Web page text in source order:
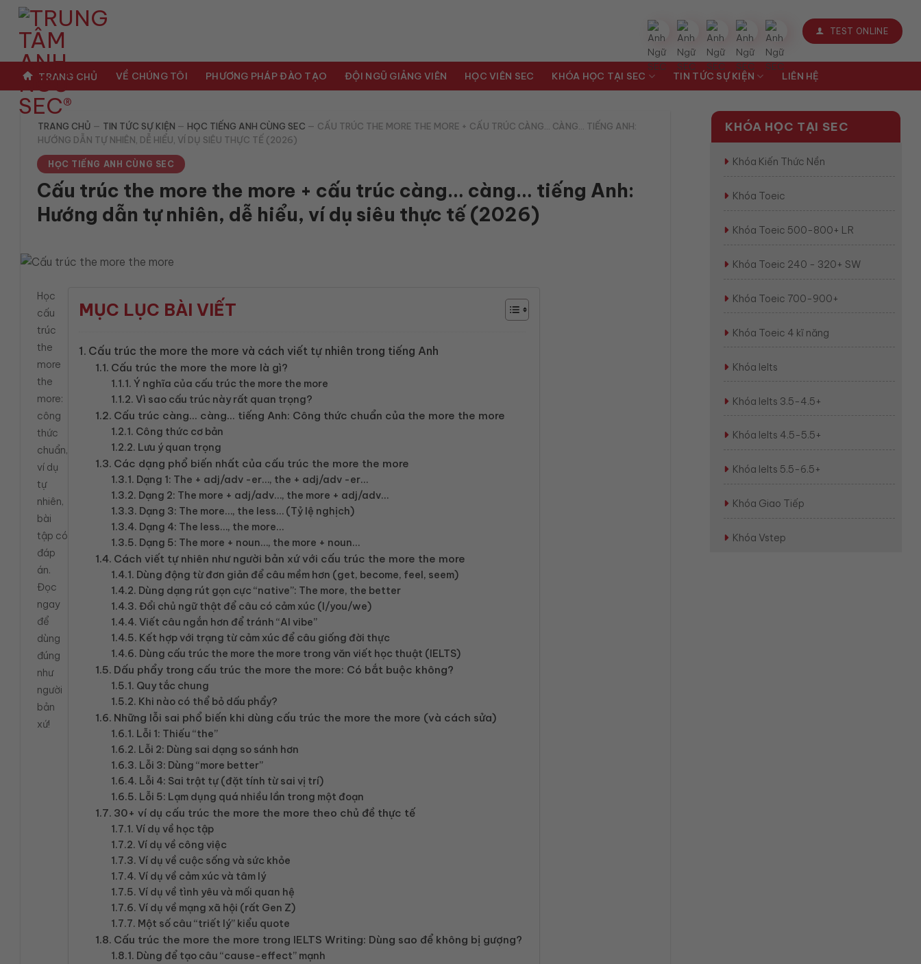
dung
TEST ONLINE
TRANG CHỦ VỀ CHÚNG TÔI PHƯƠNG PHÁP ĐÀO TẠO ĐỘI NGŨ GIẢNG VIÊN HỌC VIÊN SEC KHÓA HỌC TẠI SEC TIN TỨC SỰ KIỆN LIÊN HỆ
TRANG CHỦ — TIN TỨC SỰ KIỆN — HỌC TIẾNG ANH CÙNG SEC — CẤU TRÚC THE MORE THE MORE + CẤU TRÚC CÀNG… CÀNG… TIẾNG ANH:
HƯỚNG DẪN TỰ NHIÊN, DỄ HIỂU, VÍ DỤ SIÊU THỰC TẾ (2026)
HỌC TIẾNG ANH CÙNG SEC
Cấu trúc the more the more + cấu trúc càng… càng… tiếng Anh:
Hướng dẫn tự nhiên, dễ hiểu, ví dụ siêu thực tế (2026)
Học
cấu
trúc
the
more
the
more:
công
thức
chuẩn,
ví dụ
tự
nhiên,
bài
tập có
đáp
án.
Đọc
ngay
để
dùng
đúng
như
người
bản
xứ!
MỤC LỤC BÀI VIẾT
Cấu trúc the more the more và cách viết tự nhiên trong tiếng Anh
Cấu trúc the more the more là gì?
Ý nghĩa của cấu trúc the more the more
Vì sao cấu trúc này rất quan trọng?
Cấu trúc càng… càng… tiếng Anh: Công thức chuẩn của the more the more
Công thức cơ bản
Lưu ý quan trọng
Các dạng phổ biến nhất của cấu trúc the more the more
Dạng 1: The + adj/adv -er…, the + adj/adv -er…
Dạng 2: The more + adj/adv…, the more + adj/adv…
Dạng 3: The more…, the less… (Tỷ lệ nghịch)
Dạng 4: The less…, the more…
Dạng 5: The more + noun…, the more + noun…
Cách viết tự nhiên như người bản xứ với cấu trúc the more the more
Dùng động từ đơn giản để câu mềm hơn (get, become, feel, seem)
Dùng dạng rút gọn cực “native”: The more, the better
Đổi chủ ngữ thật để câu có cảm xúc (I/you/we)
Viết câu ngắn hơn để tránh “AI vibe”
Kết hợp với trạng từ cảm xúc để câu giống đời thực
Dùng cấu trúc the more the more trong văn viết học thuật (IELTS)
Dấu phẩy trong cấu trúc the more the more: Có bắt buộc không?
Quy tắc chung
Khi nào có thể bỏ dấu phẩy?
Những lỗi sai phổ biến khi dùng cấu trúc the more the more (và cách sửa)
Lỗi 1: Thiếu “the”
Lỗi 2: Dùng sai dạng so sánh hơn
Lỗi 3: Dùng “more better”
Lỗi 4: Sai trật tự (đặt tính từ sai vị trí)
Lỗi 5: Lạm dụng quá nhiều lần trong một đoạn
30+ ví dụ cấu trúc the more the more theo chủ đề thực tế
Ví dụ về học tập
Ví dụ về công việc
Ví dụ về cuộc sống và sức khỏe
Ví dụ về cảm xúc và tâm lý
Ví dụ về tình yêu và mối quan hệ
Ví dụ về mạng xã hội (rất Gen Z)
Một số câu “triết lý” kiểu quote
Cấu trúc the more the more trong IELTS Writing: Dùng sao để không bị gượng?
Dùng để tạo câu “cause-effect” mạnh
KHÓA HỌC TẠI SEC
Khóa Kiến Thức Nền
Khóa Toeic
Khóa Toeic 500-800+ LR
Khóa Toeic 240 - 320+ SW
Khóa Toeic 700-900+
Khóa Toeic 4 kĩ năng
Khóa Ielts
Khóa Ielts 3.5-4.5+
Khóa Ielts 4.5-5.5+
Khóa Ielts 5.5-6.5+
Khóa Giao Tiếp
Khóa Vstep